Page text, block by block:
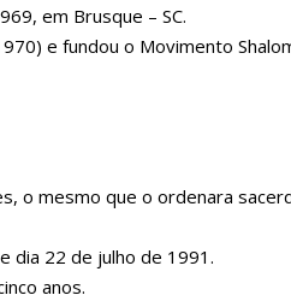
em Brusque – SC.
e fundou o Movimento
o mesmo que o ordenara
dia 22 de julho de 1991.
anos.